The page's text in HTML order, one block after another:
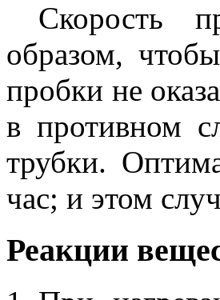
Скорость
образом,
пробки не
в противном
трубки.
час; и этом
Реакции